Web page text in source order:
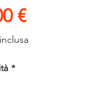
€Prezzo
*